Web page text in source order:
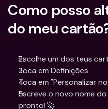
Como posso
do meu
Escolhe um dos teus
Toca em Definições
Toca em "Personalizar
Escreve o novo nome
pronto! 🚀